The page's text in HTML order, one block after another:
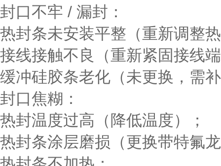
封口不牢 / 漏封 ：
热封条未安装平整（重新调整
接线接触不良（重新紧固接线
缓冲硅胶条老化（未更换，需
封口焦糊 ：
热封温度过高（降低温度）；
热封条涂层磨损（更换带特氟